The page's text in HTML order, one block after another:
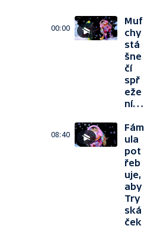
00:00
Muf
chy
stá
šne
čí
spř
eže
ní…
08:40
Fám
ula
pot
řeb
uje,
aby
Try
ská
ček